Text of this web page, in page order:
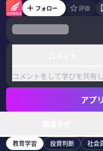
フォロー 評価
コメントをして学びを共有
アプ
教育学習 投資判断 社会